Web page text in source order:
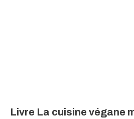
Livre La cuisine végane